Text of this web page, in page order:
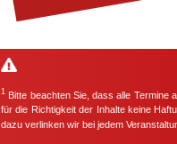
1 Bitte beachten Sie, dass alle Termine
für die Richtigkeit der Inhalte keine
dazu verlinken wir bei jedem